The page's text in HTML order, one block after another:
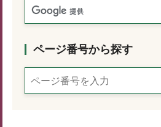
ページ番号から探す